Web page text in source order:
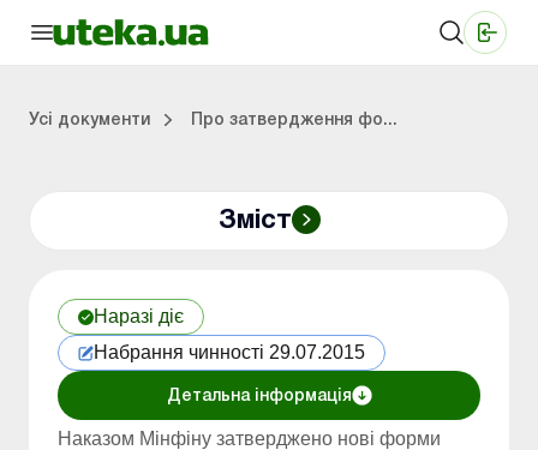
Усі документи Про затвердження фо...
Зміст
Наразі діє
Набрання чинності 29.07.2015
Детальна інформація
Наказом Мінфіну затверджено нові форми